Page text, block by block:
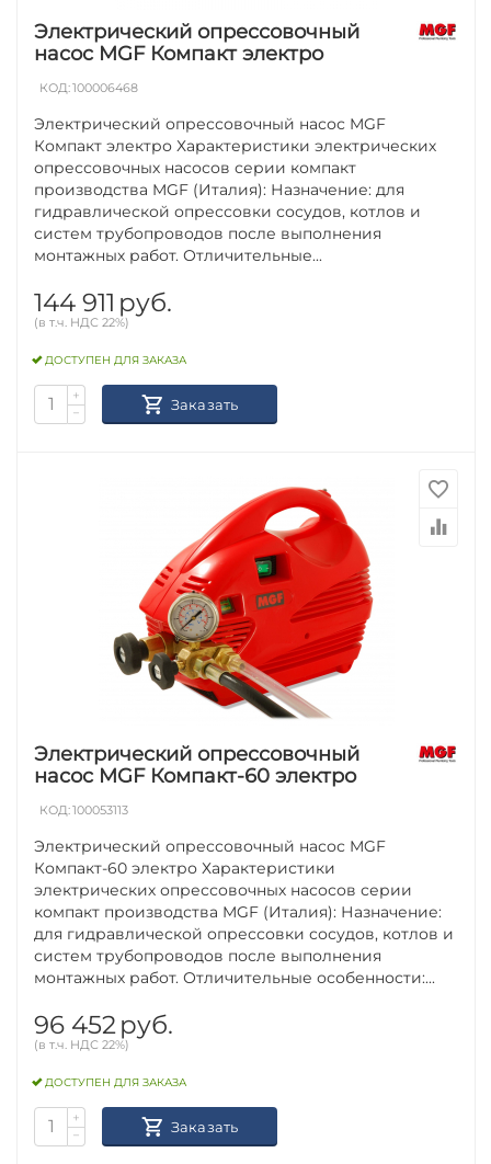
Электрический опрессовочный
насос MGF Компакт электро
КОД:100006468
Электрический опрессовочный насос MGF
Компакт электро Характеристики электрических
опрессовочных насосов серии компакт
производства MGF (Италия): Назначение: для
гидравлической опрессовки сосудов, котлов и
систем трубопроводов после выполнения
монтажных работ. Отличительные...
144 911 руб.
(в т.ч. НДС 22%)
ДОСТУПЕН ДЛЯ ЗАКАЗА
+
−
Заказать
Электрический опрессовочный
насос MGF Компакт-60 электро
КОД:100053113
Электрический опрессовочный насос MGF
Компакт-60 электро Характеристики
электрических опрессовочных насосов серии
компакт производства MGF (Италия): Назначение:
для гидравлической опрессовки сосудов, котлов и
систем трубопроводов после выполнения
монтажных работ. Отличительные особенности:...
96 452 руб.
(в т.ч. НДС 22%)
ДОСТУПЕН ДЛЯ ЗАКАЗА
+
−
Заказать